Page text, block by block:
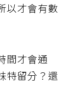
以才會有數
間才會通
特留分？還